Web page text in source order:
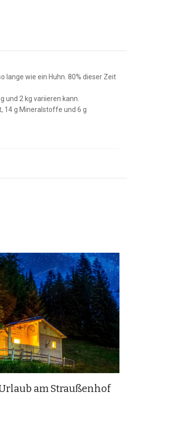
lange wie ein Huhn. 80% dieser Zeit
und 2 kg variieren kann.
14 g Mineralstoffe und 6 g
am Straußenhof